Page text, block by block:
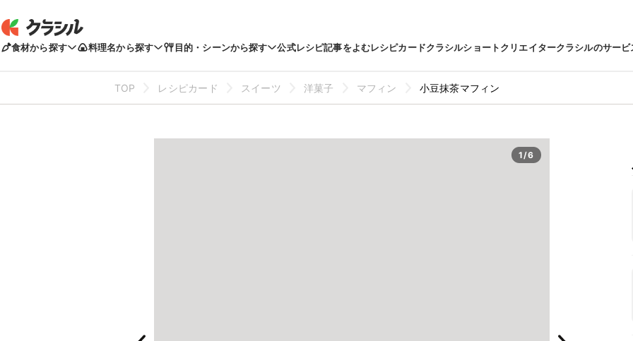
食材から探す 料理名から探す 目的・シーンから探す 公式レシピ記事をよむレシピカードクラシルショートクリエイタークラシルのサービ
TOP レシピカード スイーツ 洋菓子 マフィン 小豆抹茶マフィン
1/6